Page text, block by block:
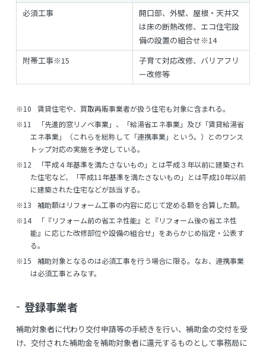
必須工事
開口部、外壁、屋根・天井又
は床の断熱改修、エコ住宅設
備の設置の組合せ※14
附帯工事※15
子育て対応改修、バリアフリ
ー改修等
※10賃貸住宅や、買取再販事業者が扱う住宅も対象に含まれる。
※11 「先進的窓リノベ事業」、「給湯省エネ事業」及び「賃貸給湯省
エネ事業」（これらを総称して「連携事業」という。）とのワンス
トップ対応の実施を予定している。
※12「平成４年基準を満たさないもの」とは平成３年以前に建築され
た住宅など、「平成11年基準を満たさないもの」とは平成10年以前
に建築された住宅などが該当する。
※13補助額はリフォーム工事の内容に応じて定める額を合算した額。
※14「『リフォーム前の省エネ性能』と『リフォーム後の省エネ性
能』に応じた改修部位や設備の組合せ」をあらかじめ指定・公表す
る。
※15補助対象となるのは必須工事を行う場合に限る。なお、連携事業
は必須工事とみなす。
登録事業者
補助対象者に代わり交付申請等の手続きを行い、補助金の交付を受
け、交付された補助金を補助対象者に還元するものとして事務局に